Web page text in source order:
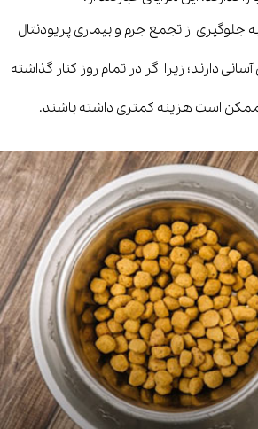
از تجمع جرم و بیماری پریودنتال
دارند؛ زیرا اگر در تمام روز کنار گذاشته
است هزینه کمتری داشته باشند.